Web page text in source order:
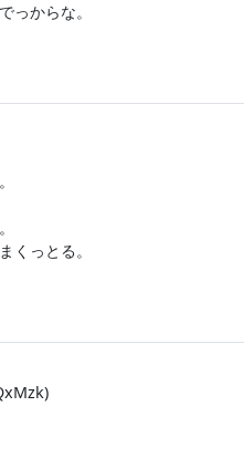
っからな。
くっとる。